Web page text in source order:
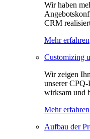
Wir haben
CRM
Mehr erfahren
Customizing
Wir zeigen
unserer
wirksam und
Mehr erfahren
Aufbau der